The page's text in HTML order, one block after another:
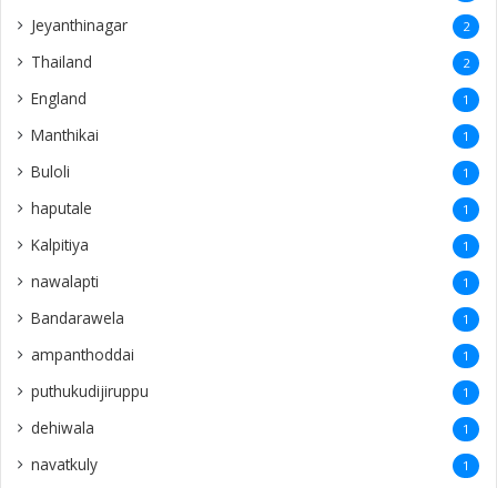
Jeyanthinagar 2
Thailand 2
England 1
Manthikai 1
Buloli 1
haputale 1
Kalpitiya 1
nawalapti 1
Bandarawela 1
ampanthoddai 1
puthukudijiruppu 1
dehiwala 1
navatkuly 1